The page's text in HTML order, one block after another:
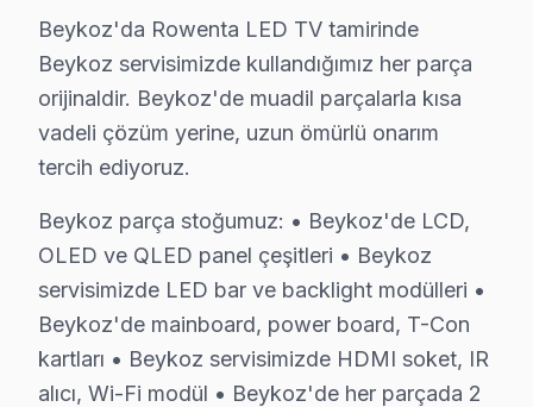
· Tüm işlemler
2 yıl garantili
Bu sayfayla ilgili hizmet sayfaları:
↑ Rowenta Servis Ana Sayfası
Beykoz Yakın İlçelerde Rowenta Servisi
· Ataşehir Rowenta
· Çekmeköy Rowenta
Beykoz'da Rowenta LED TV tamirinde
Beykoz servisimizde kullandığımız her parça
orijinaldir. Beykoz'de muadil parçalarla kısa
vadeli çözüm yerine, uzun ömürlü onarım
tercih ediyoruz.
Beykoz parça stoğumuz: • Beykoz'de LCD,
OLED ve QLED panel çeşitleri • Beykoz
servisimizde LED bar ve backlight modülleri •
Beykoz'de mainboard, power board, T-Con
kartları • Beykoz servisimizde HDMI soket, IR
alıcı, Wi-Fi modül • Beykoz'de her parçada 2